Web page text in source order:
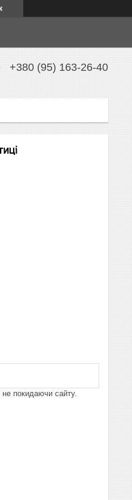
+380 (95) 163-26-40
не покидаючи сайту.